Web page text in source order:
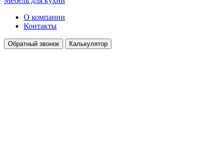
О компании
Контакты
Обратный звонок Калькулятор